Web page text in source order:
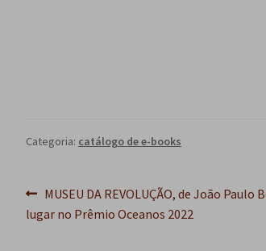
Categoria: catálogo de e-books
Navegação
de
Post
anterior:
MUSEU DA REVOLUÇÃO, de João Paulo
lugar no Prêmio Oceanos 2022